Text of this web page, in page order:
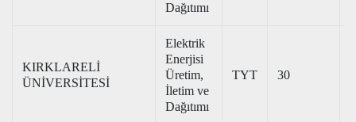
Dağıtımı
KIRKLARELİ
ÜNİVERSİTESİ
Elektrik
Enerjisi
Üretim,
İletim ve
Dağıtımı
TYT 30